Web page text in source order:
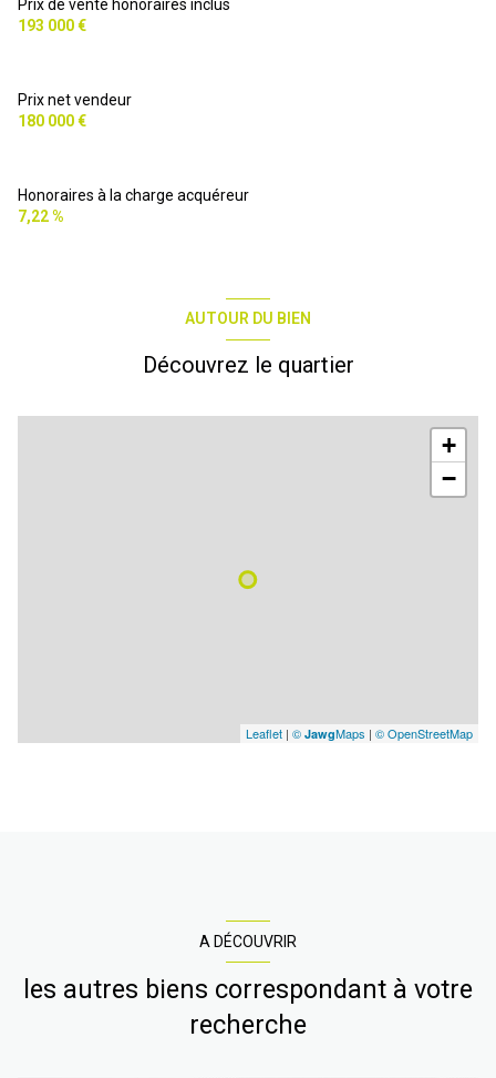
Prix de vente honoraires inclus
193 000 €
Prix net vendeur
180 000 €
Honoraires à la charge acquéreur
7,22 %
AUTOUR DU BIEN
Découvrez le quartier
+
−
Leaflet | © JawgMaps | © OpenStreetMap
A DÉCOUVRIR
les autres biens correspondant à votre
recherche